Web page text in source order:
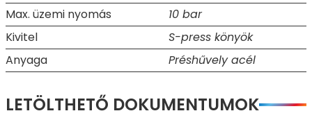
Max. üzemi nyomás
10 bar
Kivitel
S-press könyök
Anyaga
Préshűvely acél
LETÖLTHETŐ DOKUMENTUMOK